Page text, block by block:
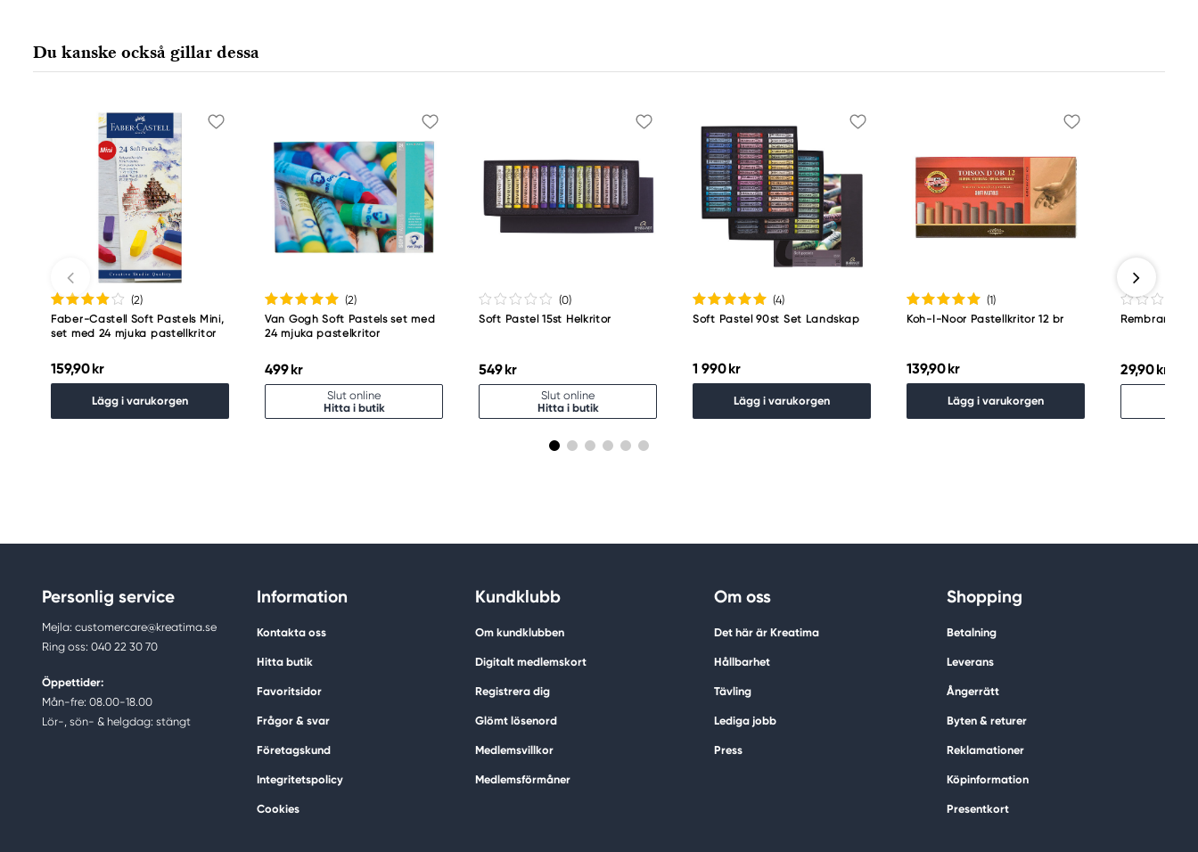
7311 PD Apeldoorn, Netherlands
info@royaltalens.com
Du kanske också gillar dessa
(2)
Faber-Castell Soft Pastels Mini,
set med 24 mjuka pastellkritor
159,90 kr
Lägg i varukorgen
(2)
Van Gogh Soft Pastels set med
24 mjuka pastelkritor
499 kr
Slut online
Hitta i butik
(0)
Soft Pastel 15st Helkritor
549 kr
Slut online
Hitta i butik
(4)
Soft Pastel 90st Set Landskap
1 990 kr
Lägg i varukorgen
(1)
Koh-I-Noor Pastellkritor 12 br
139,90 kr
Lägg i varukorgen
Rembrandt
29,90 kr
Personlig service
Mejla: customercare@kreatima.se
Ring oss: 040 22 30 70
Öppettider:
Mån-fre: 08.00-18.00
Lör-, sön- & helgdag: stängt
Information
Kontakta oss
Hitta butik
Favoritsidor
Frågor & svar
Företagskund
Integritetspolicy
Cookies
Kundklubb
Om kundklubben
Digitalt medlemskort
Registrera dig
Glömt lösenord
Medlemsvillkor
Medlemsförmåner
Om oss
Det här är Kreatima
Hållbarhet
Tävling
Lediga jobb
Press
Shopping
Betalning
Leverans
Ångerrätt
Byten & returer
Reklamationer
Köpinformation
Presentkort